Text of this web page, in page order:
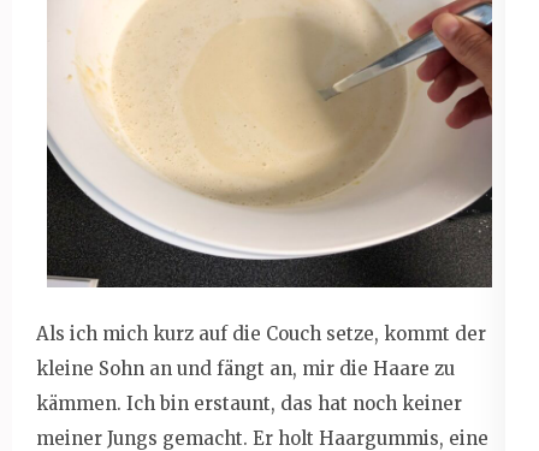
Als ich mich kurz auf die Couch setze, kommt der
kleine Sohn an und fängt an, mir die Haare zu
kämmen. Ich bin erstaunt, das hat noch keiner
meiner Jungs gemacht. Er holt Haargummis, eine